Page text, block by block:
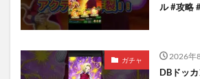
ル #攻略
ガチャ 2026年
DBドッ